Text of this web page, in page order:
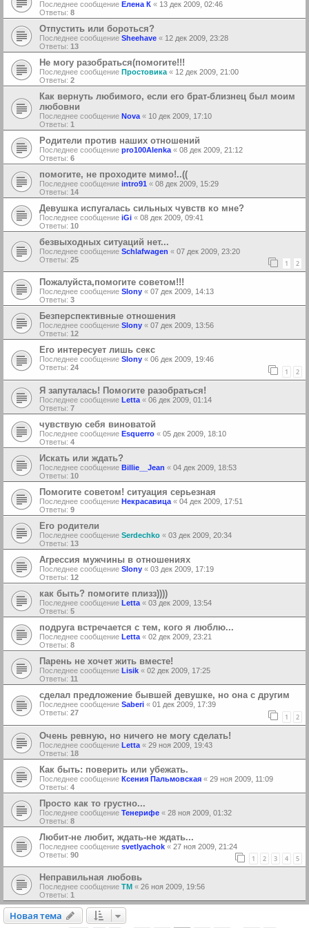
Последнее сообщение Елена К « 13 дек 2009, 02:46
Ответы: 8
Отпустить или бороться?
Последнее сообщение Sheehave « 12 дек 2009, 23:28
Ответы: 13
Не могу разобраться(помогите!!!
Последнее сообщение Простовика « 12 дек 2009, 21:00
Ответы: 2
Как вернуть любимого, если его брат-близнец был моим
любовни
Последнее сообщение Nova « 10 дек 2009, 17:10
Ответы: 1
Родители против наших отношений
Последнее сообщение pro100Alenka « 08 дек 2009, 21:12
Ответы: 6
помогите, не проходите мимо!..((
Последнее сообщение intro91 « 08 дек 2009, 15:29
Ответы: 14
Девушка испугалась сильных чувств ко мне?
Последнее сообщение iGi « 08 дек 2009, 09:41
Ответы: 10
безвыходных ситуаций нет...
Последнее сообщение Schlafwagen « 07 дек 2009, 23:20
Ответы: 25 1 2
Пожалуйста,помогите советом!!!
Последнее сообщение Slony « 07 дек 2009, 14:13
Ответы: 3
Безперспективные отношения
Последнее сообщение Slony « 07 дек 2009, 13:56
Ответы: 12
Его интересует лишь секс
Последнее сообщение Slony « 06 дек 2009, 19:46
Ответы: 24 1 2
Я запуталась! Помогите разобраться!
Последнее сообщение Letta « 06 дек 2009, 01:14
Ответы: 7
чувствую себя виноватой
Последнее сообщение Esquerro « 05 дек 2009, 18:10
Ответы: 4
Искать или ждать?
Последнее сообщение Billie__Jean « 04 дек 2009, 18:53
Ответы: 10
Помогите советом! ситуация серьезная
Последнее сообщение Некрасавица « 04 дек 2009, 17:51
Ответы: 9
Его родители
Последнее сообщение Serdechko « 03 дек 2009, 20:34
Ответы: 13
Агрессия мужчины в отношениях
Последнее сообщение Slony « 03 дек 2009, 17:19
Ответы: 12
как быть? помогите плизз))))
Последнее сообщение Letta « 03 дек 2009, 13:54
Ответы: 5
подруга встречается с тем, кого я люблю...
Последнее сообщение Letta « 02 дек 2009, 23:21
Ответы: 8
Парень не хочет жить вместе!
Последнее сообщение Lisik « 02 дек 2009, 17:25
Ответы: 11
сделал предложение бывшей девушке, но она с другим
Последнее сообщение Saberi « 01 дек 2009, 17:39
Ответы: 27 1 2
Очень ревную, но ничего не могу сделать!
Последнее сообщение Letta « 29 ноя 2009, 19:43
Ответы: 18
Как быть: поверить или убежать.
Последнее сообщение Ксения Пальмовская « 29 ноя 2009, 11:09
Ответы: 4
Просто как то грустно...
Последнее сообщение Тенерифе « 28 ноя 2009, 01:32
Ответы: 8
Любит-не любит, ждать-не ждать...
Последнее сообщение svetlyachok « 27 ноя 2009, 21:24
Ответы: 90 1 2 3 4 5
Неправильная любовь
Последнее сообщение ТМ « 26 ноя 2009, 19:56
Ответы: 1
Новая тема
Новаятема